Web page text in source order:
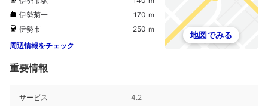
伊勢菊一
170 ｍ
伊勢市
250 ｍ
周辺情報をチェック
地図でみる
重要情報
サービス 4.2